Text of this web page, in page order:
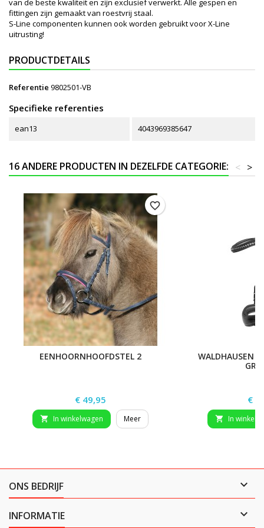
van de beste kwaliteit en zijn exclusief verwerkt. Alle gespen en
fittingen zijn gemaakt van roestvrij staal.
S-Line componenten kunnen ook worden gebruikt voor X-Line
uitrusting!
PRODUCTDETAILS
Referentie 9802501-VB
Specifieke referenties
ean13 4043969385647
16 ANDERE PRODUCTEN IN DEZELFDE CATEGORIE: >
<
EENHOORNHOOFDSTEL 2
Prijs
€ 49,95
 In winkelwagen Meer
favorite_border
WALDHAUSEN
€
 In
ONS BEDRIJF 
INFORMATIE 